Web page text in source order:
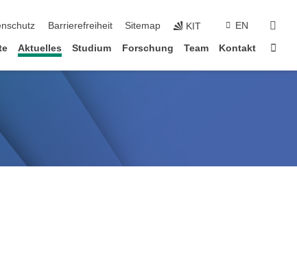
Barrierefreiheit Sitemap KIT EN
Aktuelles Studium Forschung Team Kontakt